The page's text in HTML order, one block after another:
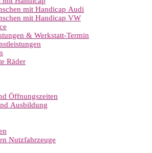
mit Handicap Audi
mit Handicap VW
& Werkstatt-Termin
Räder
Öffnungszeiten
Ausbildung
Nutzfahrzeuge